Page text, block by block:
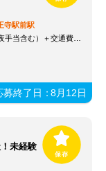
寺駅前駅
当含む）＋交通費支給
募終了日：8月12日
未経験